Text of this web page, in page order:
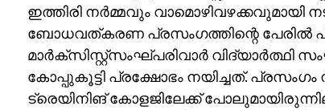
ഇത്തിരി നര്‍മ്മവും വാമൊഴിവഴക്കവുമായി
ബോധവത്കരണ പ്രസംഗത്തിന്റെ പേരില്‍
മാര്‍ക്‌സിസ്റ്റ്‌സംഘ്പരിവാര്‍
കോപ്പുകൂട്ടി പ്രക്ഷോഭം നയിച്ചത്.
ട്രെയിനിങ് കോളജിലേക്ക്